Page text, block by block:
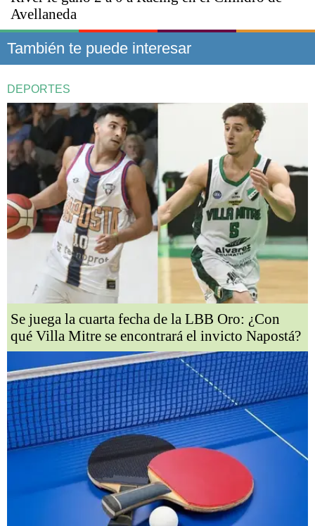
Avellaneda
También te puede interesar
DEPORTES
Se juega la cuarta fecha de la LBB Oro: ¿Con
qué Villa Mitre se encontrará el invicto Napostá?